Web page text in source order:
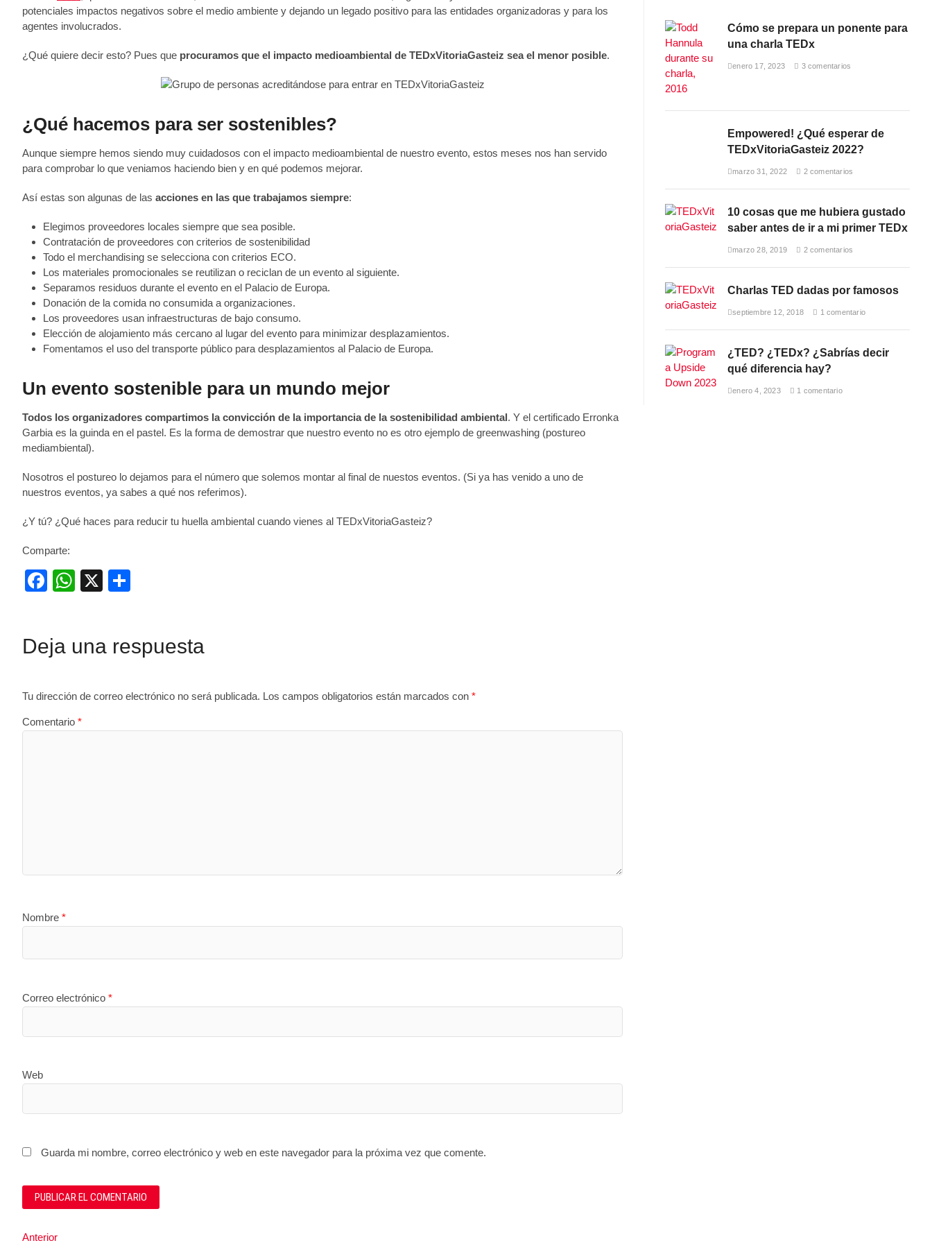
potenciales impactos negativos sobre el medio ambiente y dejando un legado positivo para las entidades organizadoras y para los
agentes involucrados.
¿Qué quiere decir esto? Pues que procuramos que el impacto medioambiental de TEDxVitoriaGasteiz sea el menor posible.
¿Qué hacemos para ser sostenibles?
Aunque siempre hemos siendo muy cuidadosos con el impacto medioambiental de nuestro evento, estos meses nos han servido
para comprobar lo que veniamos haciendo bien y en qué podemos mejorar.
Así estas son algunas de las acciones en las que trabajamos siempre:
Elegimos proveedores locales siempre que sea posible.
Contratación de proveedores con criterios de sostenibilidad
Todo el merchandising se selecciona con criterios ECO.
Los materiales promocionales se reutilizan o reciclan de un evento al siguiente.
Separamos residuos durante el evento en el Palacio de Europa.
Donación de la comida no consumida a organizaciones.
Los proveedores usan infraestructuras de bajo consumo.
Elección de alojamiento más cercano al lugar del evento para minimizar desplazamientos.
Fomentamos el uso del transporte público para desplazamientos al Palacio de Europa.
Un evento sostenible para un mundo mejor
Todos los organizadores compartimos la convicción de la importancia de la sostenibilidad ambiental. Y el certificado Erronka
Garbia es la guinda en el pastel. Es la forma de demostrar que nuestro evento no es otro ejemplo de greenwashing (postureo
mediambiental).
Nosotros el postureo lo dejamos para el número que solemos montar al final de nuestos eventos. (Si ya has venido a uno de
nuestros eventos, ya sabes a qué nos referimos).
¿Y tú? ¿Qué haces para reducir tu huella ambiental cuando vienes al TEDxVitoriaGasteiz?
Comparte:
F
e
o
o
k
W
s
p
p
X
p
tir
Deja una respuesta
Tu dirección de correo electrónico no será publicada. Los campos obligatorios están marcados con *
Comentario *
Nombre *
Correo electrónico *
Web
Guarda mi nombre, correo electrónico y web en este navegador para la próxima vez que comente.
AnteriorEntrada
c
e
b
o
a
gr
a
tt
er
Cómo se prepara un ponente para
una charla TEDx
enero 17, 2023 3 comentarios
Empowered! ¿Qué esperar de
TEDxVitoriaGasteiz 2022?
marzo 31, 2022 2 comentarios
10 cosas que me hubiera gustado
saber antes de ir a mi primer TEDx
marzo 28, 2019 2 comentarios
Charlas TED dadas por famosos
septiembre 12, 2018 1 comentario
¿TED? ¿TEDx? ¿Sabrías decir
qué diferencia hay?
enero 4, 2023 1 comentario